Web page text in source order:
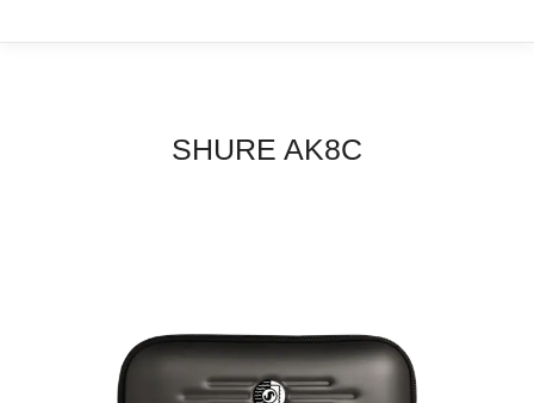
SHURE AK8C